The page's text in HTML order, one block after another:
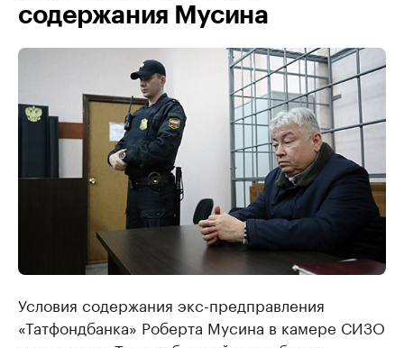
содержания Мусина
Условия содержания экс-предправления
«Татфондбанка» Роберта Мусина в камере СИЗО